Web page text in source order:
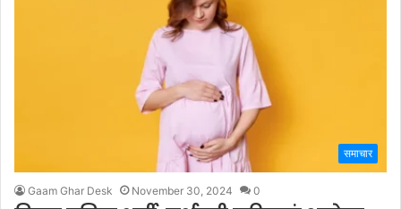
समाचार
Gaam Ghar Desk November 30, 2024 0